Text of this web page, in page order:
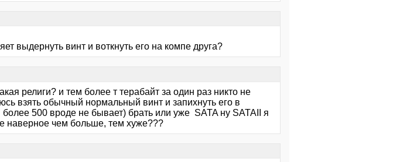
выдернуть винт и воткнуть его на компе друга?
религи? и тем более т терабайт за один раз никто не
взять обычный нормальный винт и запихнуть его в
более 500 вроде не бывает) брать или уже SATA ну SATAII я
чем больше, тем хуже???